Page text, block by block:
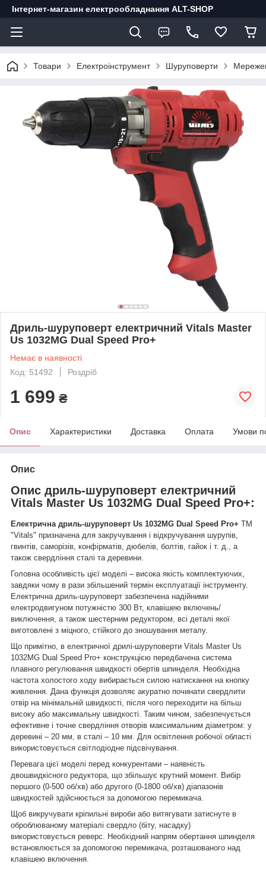
Інтернет-магазин електрообладнання ALT-SHOP
Товари Електроінструмент Шуруповерти
Дриль-шуруповерт електричний Vitals Master
Us 1032MG Dual Speed Pro+
Немає в наявності
Код: 51492
Роздріб
1 699 ₴
Опис Характеристики Доставка Оплата Умови
Опис
Опис дриль-шуруповерт електричний
Vitals Master Us 1032MG Dual Speed Pro+:
Електрична дриль-шуруповерт Us 1032MG Dual Speed Pro+ ТМ
"Vitals" призначена для закручування і відкручування шурупів,
гвинтів, саморізів, конфірматів, дюбелів, болтів, гайок і т. д., а
також свердління сталі та деревини.
Головна особливість цієї моделі – висока якість комплектуючих,
завдяки чому в рази збільшений термін експлуатації інструменту.
Електрична дриль-шуруповерт забезпечена надійними
електродвигуном потужністю 300 Вт, клавішею включень/
виключення, а також шестерним редуктором, всі деталі якої
виготовлені з міцного, стійкого до зношування металу.
Що примітно, в електричної дрилі-шуруповерти Vitals Master Us
1032MG Dual Speed Pro+ конструкцією передбачена система
плавного регулювання швидкості обертів шпинделя. Необхідна
частота холостого ходу вибирається силою натискання на кнопку
живлення. Дана функція дозволяє акуратно починати свердлити
отвір на мінімальній швидкості, після чого переходити на більш
високу або максимальну швидкості. Таким чином, забезпечується
ефективне і точне свердління отворів максимальним діаметром: у
деревині – 20 мм, в сталі – 10 мм. Для освітлення робочої області
використовується світлодіодне підсвічування.
Перевага цієї моделі перед конкурентами – наявність
двошвидкісного редуктора, що збільшує крутний момент. Вибір
першого (0-500 об/хв) або другого (0-1800 об/хв) діапазонів
швидкостей здійснюється за допомогою перемикача.
Щоб викручувати кріпильні вироби або витягувати затиснуте в
оброблюваному матеріалі свердло (біту, насадку)
використовується реверс. Необхідний напрям обертання шпинделя
встановлюється за допомогою перемикача, розташованого над
клавішею включення.